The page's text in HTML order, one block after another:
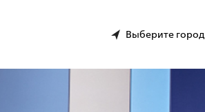
Выберите город